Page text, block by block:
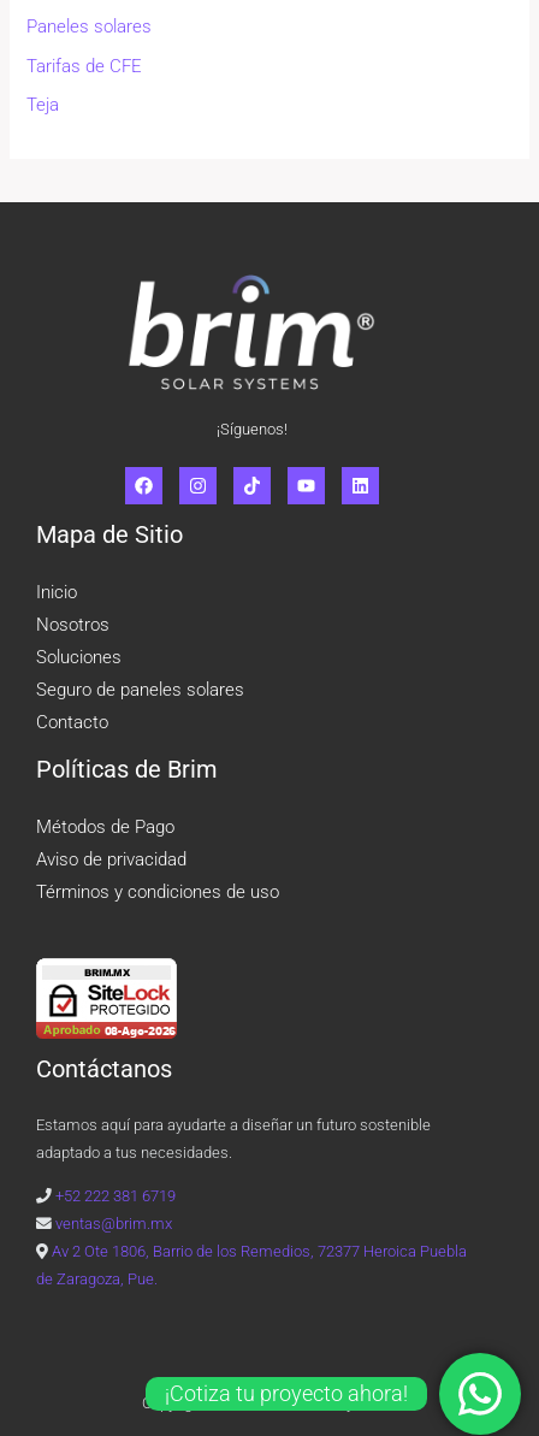
Paneles solares
Tarifas de CFE
Teja
¡Síguenos!
Mapa de Sitio
Inicio
Nosotros
Soluciones
Seguro de paneles solares
Contacto
Políticas de Brim
Métodos de Pago
Aviso de privacidad
Términos y condiciones de uso
Contáctanos
Estamos aquí para ayudarte a diseñar un futuro sostenible
adaptado a tus necesidades.
+52 222 381 6719
ventas@brim.mx
Av 2 Ote 1806, Barrio de los Remedios, 72377 Heroica Puebla
de Zaragoza, Pue.
Copyright © 2026 Brim Solar Systems
¡Cotiza tu proyecto ahora!